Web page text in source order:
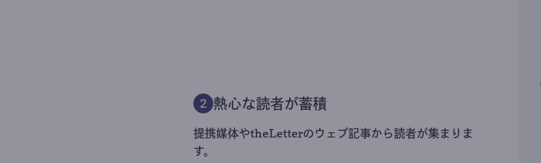
2 熱心な読者が蓄積
提携媒体やtheLetterのウェブ記事から読者が集まりま
す。